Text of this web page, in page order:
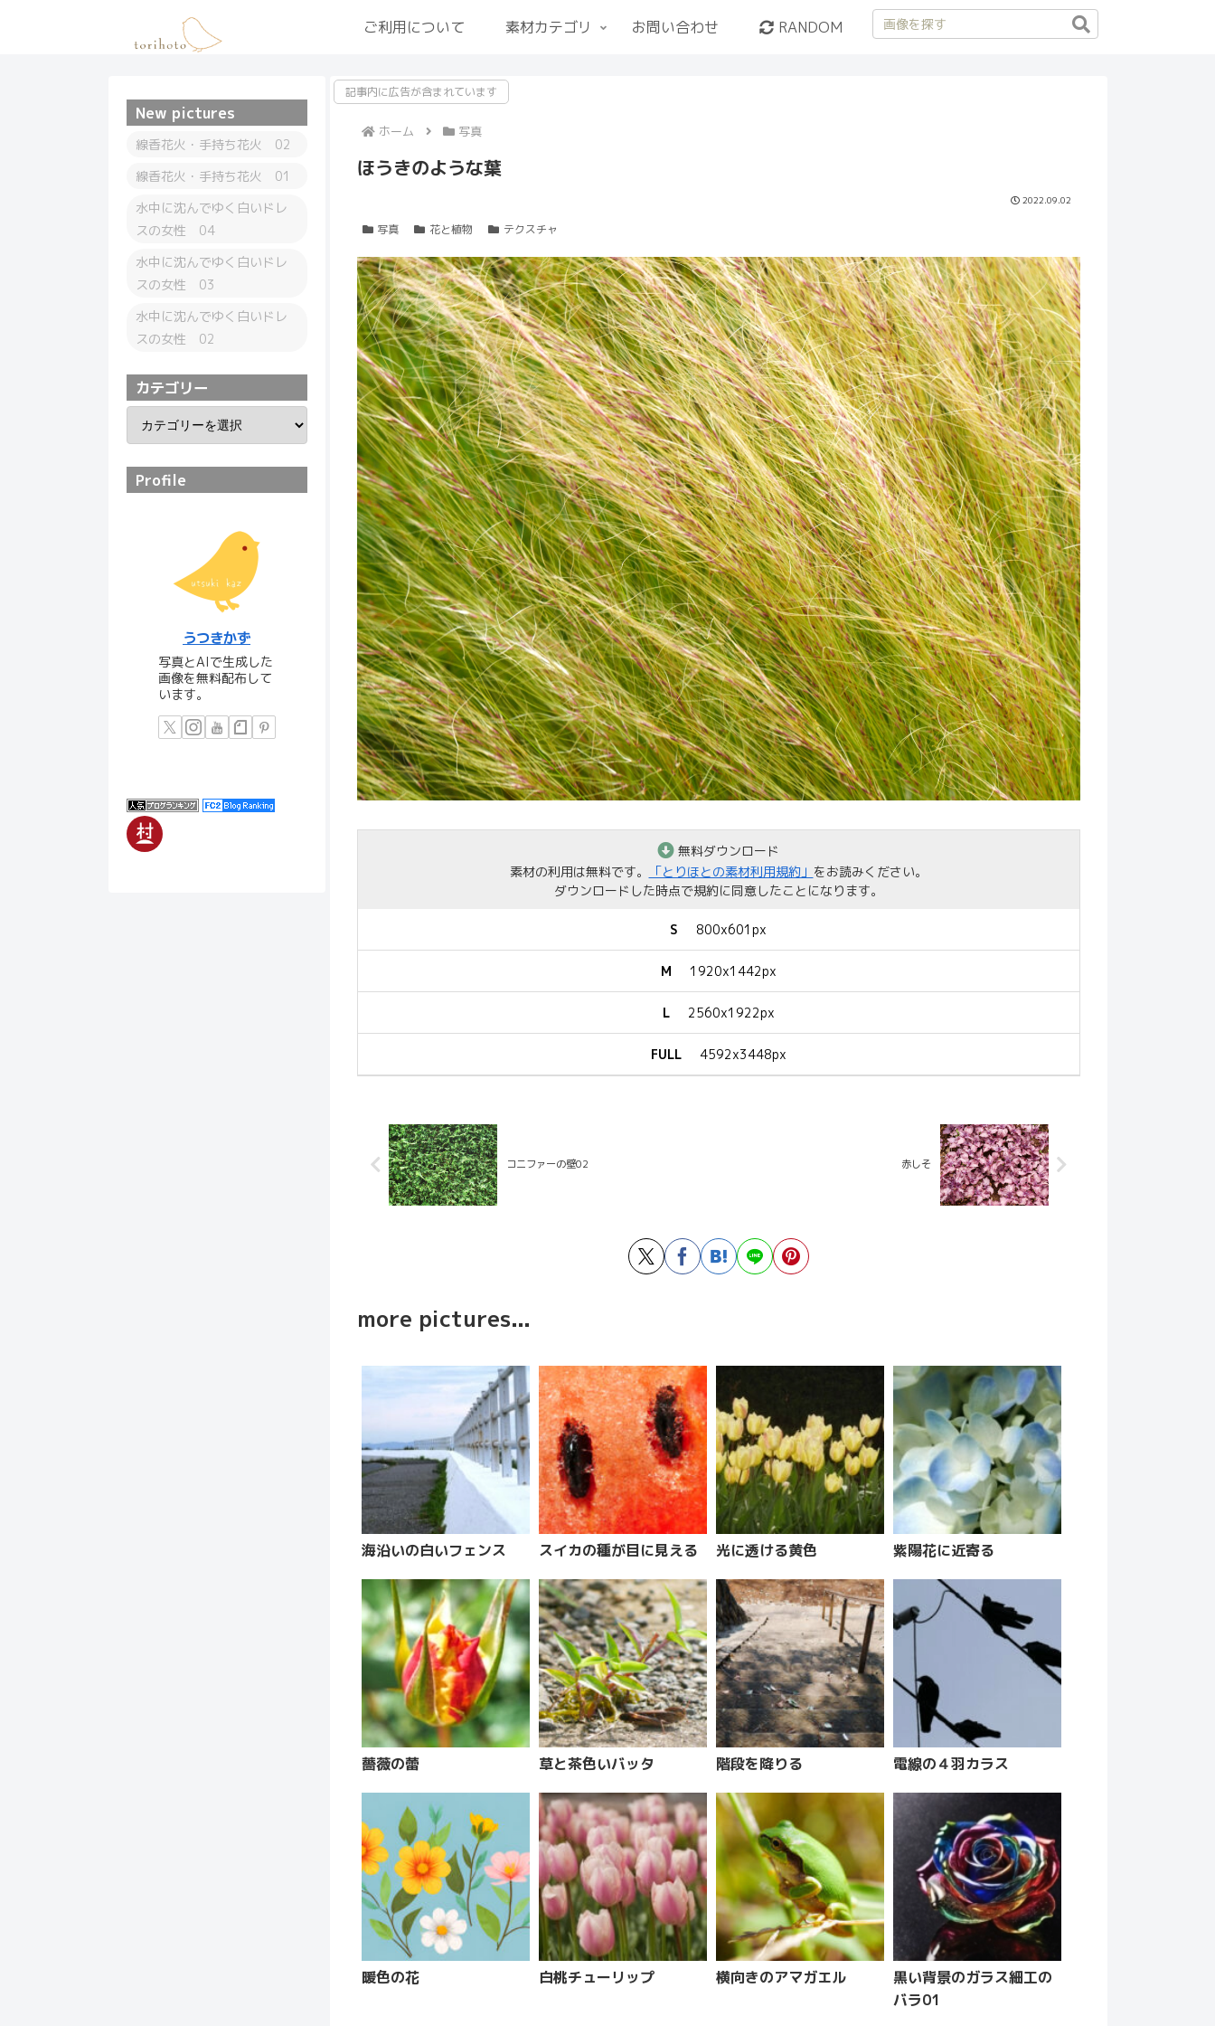
ご利用について 素材カテゴリ お問い合わせ RANDOM
記事内に広告が含まれています
ホーム 写真
ほうきのような葉
2022.09.02
写真 花と植物 テクスチャ
無料ダウンロード
素材の利用は無料です。
「とりほとの素材利用規約」 をお読みください。
ダウンロードした時点で規約に同意したことになります。
S 800x601px
M 1920x1442px
L 2560x1922px
FULL 4592x3448px
コニファーの壁02 赤しそ
more pictures...
海沿いの白いフェンス スイカの種が目に見える 光に透ける黄色 紫陽花に近寄る
薔薇の蕾 草と茶色いバッタ 階段を降りる 電線の４羽カラス
暖色の花 白桃チューリップ 横向きのアマガエル
黒い背景のガラス細工の
バラ01
New pictures
線香花火・手持ち花火 02
線香花火・手持ち花火 01
水中に沈んでゆく白いドレ
スの女性 04
水中に沈んでゆく白いドレ
スの女性 03
水中に沈んでゆく白いドレ
スの女性 02
カテゴリー
Profile
うつきかず
写真とAIで生成した
画像を無料配布して
います。